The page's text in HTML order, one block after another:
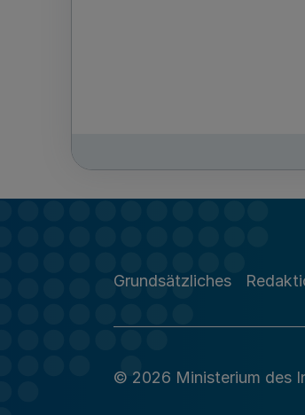
Grundsätzliches
© 2026 Ministerium des